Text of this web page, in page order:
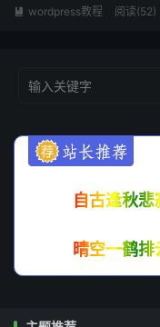
 wordpress教程 阅读(52)
自古逢秋悲
晴空一鹤排